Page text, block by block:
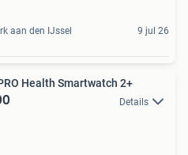
aan den IJssel 9 jul 26
Health Smartwatch 2+
Details